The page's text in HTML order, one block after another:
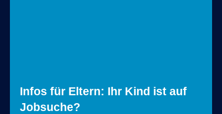
Infos für Eltern: Ihr Kind ist auf
Jobsuche?